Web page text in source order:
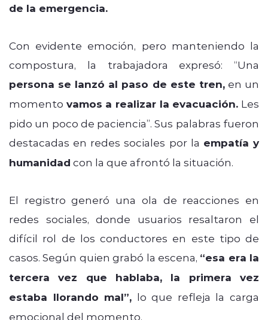
de la emergencia.
Con evidente emoción, pero manteniendo la
compostura, la trabajadora expresó: “Una
persona se lanzó al paso de este tren,en un
momento vamos a realizar la evacuación. Les
pido un poco de paciencia”. Sus palabras fueron
destacadas en redes sociales por la empatía y
humanidad con la que afrontó la situación.
El registro generó una ola de reacciones en
redes sociales, donde usuarios resaltaron el
difícil rol de los conductores en este tipo de
casos. Según quien grabó la escena, “esa era la
tercera vez que hablaba, la primera vez
estaba llorando mal”, lo que refleja la carga
emocional del momento.